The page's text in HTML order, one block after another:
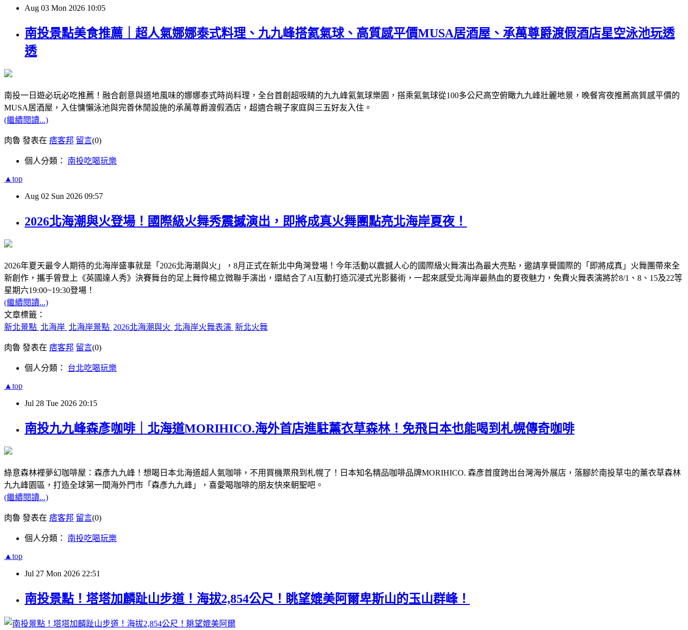
Aug 03 Mon 2026 10:05
南投景點美食推薦｜超人氣娜娜泰式料理、九九峰搭氦氣球、高質感平價MUSA居酒屋、承萬尊爵渡假酒店星空泳池玩透
透
南投一日遊必玩必吃推薦！融合創意與道地風味的娜娜泰式時尚料理，全台首創超吸睛的九九峰氦氣球樂園，搭乘氦氣球從100多公尺高空俯瞰九九峰壯麗地景，晚餐宵夜推薦高質感平價的
MUSA居酒屋，入住慵懶泳池與完善休閒設施的承萬尊爵渡假酒店，超適合親子家庭與三五好友入住。
(繼續閱讀...)
肉魯 發表在 痞客邦 留言(0)
個人分類： 南投吃喝玩樂
▲top
Aug 02 Sun 2026 09:57
2026北海潮與火登場！國際級火舞秀震撼演出，即將成真火舞團點亮北海岸夏夜！
2026年夏天最令人期待的北海岸盛事就是「2026北海潮與火」，8月正式在新北中角灣登場！今年活動以震撼人心的國際級火舞演出為最大亮點，邀請享譽國際的「即將成真」火舞團帶來全
新創作，攜手曾登上《英國達人秀》決賽舞台的足上舞伶楊立微聯手演出，還結合了AI互動打造沉浸式光影藝術，一起來感受北海岸最熱血的夏夜魅力，免費火舞表演將於8/1、8、15及22等
星期六19:00~19:30登場！
(繼續閱讀...)
文章標籤：
新北景點 北海岸 北海岸景點 2026北海潮與火 北海岸火舞表演 新北火舞
肉魯 發表在 痞客邦 留言(0)
個人分類： 台北吃喝玩樂
▲top
Jul 28 Tue 2026 20:15
南投九九峰森彥咖啡｜北海道MORIHICO.海外首店進駐薰衣草森林！免飛日本也能喝到札幌傳奇咖啡
綠意森林裡夢幻咖啡屋：森彥九九峰！想喝日本北海道超人氣咖啡，不用買機票飛到札幌了！日本知名精品咖啡品牌MORIHICO. 森彥首度跨出台灣海外展店，落腳於南投草屯的薰衣草森林
九九峰園區，打造全球第一間海外門市「森彥九九峰」，喜愛喝咖啡的朋友快來朝聖吧。
(繼續閱讀...)
肉魯 發表在 痞客邦 留言(0)
個人分類： 南投吃喝玩樂
▲top
Jul 27 Mon 2026 22:51
南投景點！塔塔加麟趾山步道！海拔2,854公尺！眺望媲美阿爾卑斯山的玉山群峰！